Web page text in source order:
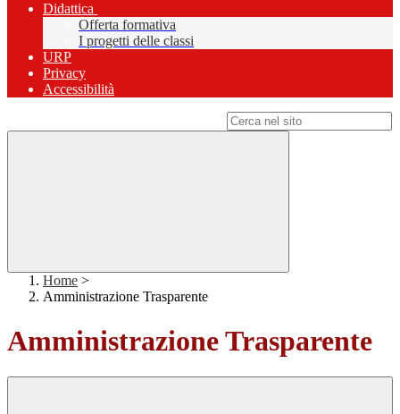
Didattica
Offerta formativa
I progetti delle classi
URP
Privacy
Accessibilità
Home >
Amministrazione Trasparente
Amministrazione Trasparente